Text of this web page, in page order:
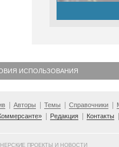
ИСПОЛЬЗОВАНИЯ
Авторы Темы Справочники
Редакция Контакты
ПРОЕКТЫ И НОВОСТИ